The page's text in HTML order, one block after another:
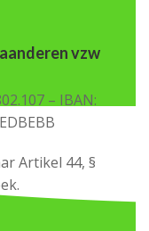
vzw
– IBAN:
Artikel 44, §